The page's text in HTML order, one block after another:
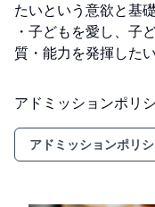
たいという意欲と基
・子どもを愛し、子
質・能力を発揮した
アドミッションポリ
アドミッションポリ